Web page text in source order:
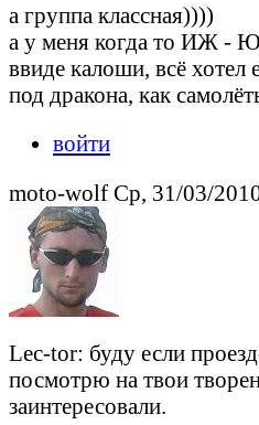
а группа классная))))
а у меня когда то ИЖ -
ввиде калоши, всё хотел
под дракона, как
войти
moto-wolf Ср, 31/03/
Lec-tor: буду если
посмотрю на твои
заинтересовали.